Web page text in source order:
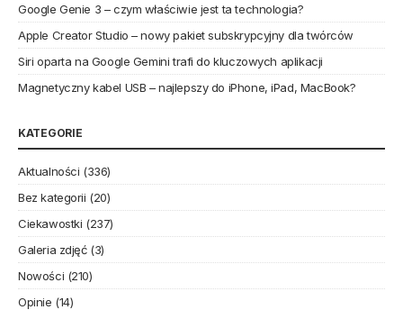
Google Genie 3 – czym właściwie jest ta technologia?
Apple Creator Studio – nowy pakiet subskrypcyjny dla twórców
Siri oparta na Google Gemini trafi do kluczowych aplikacji
Magnetyczny kabel USB – najlepszy do iPhone, iPad, MacBook?
KATEGORIE
Aktualności (336)
Bez kategorii (20)
Ciekawostki (237)
Galeria zdjęć(3)
Nowości (210)
Opinie (14)